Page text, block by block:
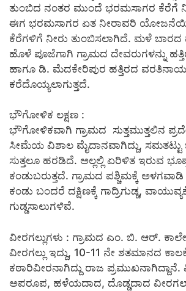
ತುಂಬಿದ ನಂತರ ಮುಂದೆ ಭರಮಸಾಗರ ಕೆರೆಗೆ
ಈಗ ಭರಮಸಾಗರ ಏತ ನೀರಾವರಿ
ಕೆರೆಗಳಿಗೆ ನೀರು ತುಂಬಿಸಲಾಗಿದೆ. ಮಳೆ ಬಾರದ
ಹೊಳೆ ಪೂಜೆಗಾಗಿ ಗ್ರಾಮದ ದೇವರುಗಳನ್ನು
ಹಾಗೂ ಡಿ. ಮೆದಕೇರಿಪುರ ಹತ್ತಿರದ
ಕರೆದೊಯ್ಯಲಾಗುತ್ತದೆ.
ಭೌಗೋಳಿಕ ಲಕ್ಷಣ :
ಭೌಗೋಳಿಕವಾಗಿ ಗ್ರಾಮದ ಸುತ್ತಮುತ್ತಲಿನ
ಸೀಮೆಯ ವಿಶಾಲ ಮೈದಾನವಾಗಿದ್ದು, ಸಮತಟ್ಟು
ಸುತ್ತಲೂ ಹರಡಿದೆ. ಅಲ್ಲಲ್ಲಿ ಏರಿಳಿತ ಇರುವ
ಕಂಡುಬರುತ್ತದೆ. ಗ್ರಾಮದ ಪಶ್ಚಿಮಕ್ಕೆ ಅಳಗವಾಡಿ
ಕಂಡು ಬಂದರೆ ದಕ್ಷಿಣಕ್ಕೆ ಗಾದ್ರಿಗುಡ್ಡ,
ಗುಡ್ಡಸಾಲುಗಳಿವೆ.
ವೀರಗಲ್ಲುಗಳು : ಗ್ರಾಮದ ಎಂ. ಬಿ. ಆರ್.
ವೀರಗಲ್ಲು ಇದ್ದು, 10-11 ನೇ ಶತಮಾನದ
ಕಠಾರಿವೀರನಾಗಿದ್ದು ರಾಜ ಪ್ರಮುಖನಾಗಿದ್ದಾನೆ.
ಅಪರೂಪ, ಹಳೆಯದಾದ, ದೊಡ್ಡದಾದ